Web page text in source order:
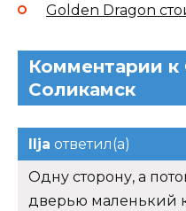
Golden Dragon
Комментарии к
Соликамск
Ilja ответил(а)
Одну сторону, а
дверью маленький